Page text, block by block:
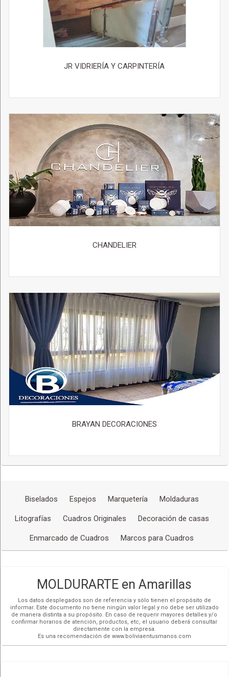
JR VIDRIERÍA Y CARPINTERÍA
CHANDELIER
BRAYAN DECORACIONES
Biselados Espejos Marquetería Moldaduras
Litografías Cuadros Originales Decoración de casas
Enmarcado de Cuadros Marcos para Cuadros
MOLDURARTE en Amarillas
Los datos desplegados son de referencia y sólo tienen el propósito de
informar. Este documento no tiene ningún valor legal y no debe ser utilizado
de manera distinta a su propósito. En caso de requerir mayores detalles y/o
confirmar horarios de atención, productos, etc, el usuario deberá consultar
directamente con la empresa.
Es una recomendación de www.boliviaentusmanos.com